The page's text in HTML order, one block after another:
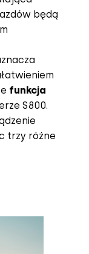
będą
funkcja
S800.
trzy różne